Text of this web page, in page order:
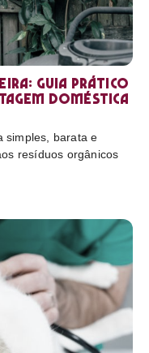
Guia prático
doméstica
simples, barata e
resíduos orgânicos